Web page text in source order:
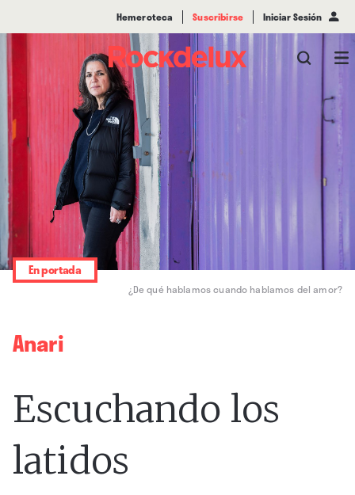
Hemeroteca Suscribirse Iniciar Sesión
¿De qué hablamos cuando hablamos del amor?
En portada
Anari
Escuchando los
latidos